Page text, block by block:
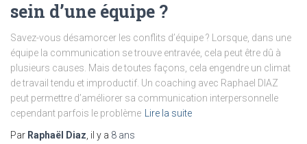
sein d’une équipe ?
Savez-vous désamorcer les conflits d’équipe ? Lorsque, dans une
équipe la communication se trouve entravée, cela peut être dû à
plusieurs causes. Mais de toutes façons, cela engendre un climat
de travail tendu et improductif. Un coaching avec Raphael DIAZ
peut permettre d’améliorer sa communication interpersonnelle
cependant parfois le problème
Lire la suite
Par Raphaël Diaz , il y a 8 ans